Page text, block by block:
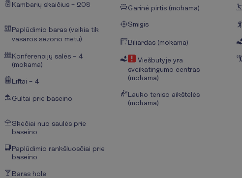
Kambarių skaičius – 208
Paplūdimio baras (veikia tik
vasaros sezono metu)
Konferencijų salės – 4
(mokama)
Liftai – 4
Gultai prie baseino
Skėčiai nuo saulės prie
baseino
Paplūdimio rankšluosčiai prie
baseino
Baras hole
Garinė pirtis (mokama)
Smigis
Biliardas (mokama)
Viešbutyje yra
sveikatingumo centras
(mokama)
Lauko teniso aikštelės
(mokama)